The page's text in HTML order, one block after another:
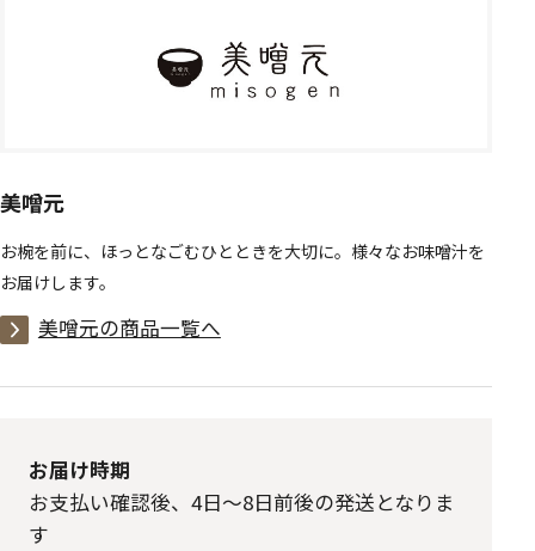
美噌元
お椀を前に、ほっとなごむひとときを大切に。様々なお味噌汁を
お届けします。
美噌元の商品一覧へ
お届け時期
お支払い確認後、4日～8日前後の発送となりま
す